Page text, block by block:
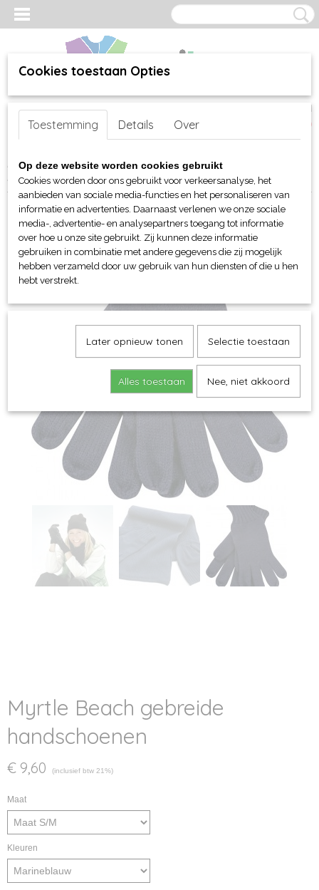
Inloggen Registreren
(0)
Home >webshop>Per merk >Myrtle Beach hoofd-handen
Handschoenen> Myrtle Beach gebreide handschoenen
Myrtle Beach gebreide
handschoenen
€ 9,60 (inclusief btw 21%)
Maat
Kleuren
Cookies toestaan Opties
Toestemming Details Over
Op deze website worden cookies gebruikt
Cookies worden door ons gebruikt voor verkeersanalyse, het
aanbieden van sociale media-functies en het personaliseren van
informatie en advertenties. Daarnaast verlenen we onze sociale
media-, advertentie- en analysepartners toegang tot informatie
over hoe u onze site gebruikt. Zij kunnen deze informatie
gebruiken in combinatie met andere gegevens die zij mogelijk
hebben verzameld door uw gebruik van hun diensten of die u hen
hebt verstrekt.
Later opnieuw tonen Selectie toestaan
Alles toestaan Nee, niet akkoord